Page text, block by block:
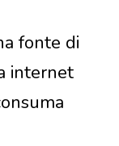
fonte di
internet